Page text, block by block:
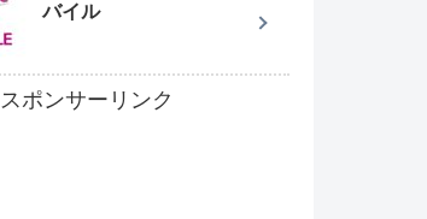
バイル
スポンサーリンク